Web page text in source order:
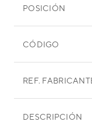
POSICIÓN
CÓDIGO
REF.
DESCRIPCIÓN